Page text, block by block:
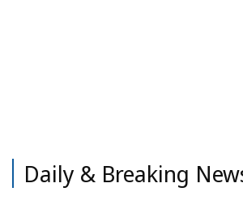
Daily & Breaking